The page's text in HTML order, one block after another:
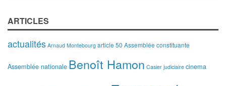
ARTICLES
actualités Arnaud Montebourg article 50 Assemblée constituante
Assemblée nationale Benoît Hamon Casier judiciaire cinema